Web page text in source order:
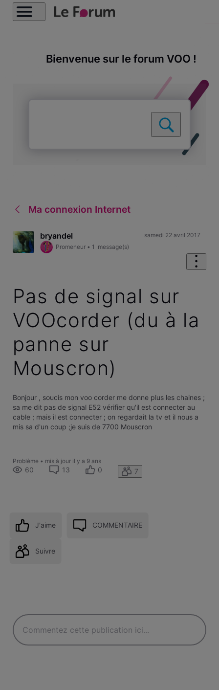
Bienvenue sur le forum VOO !
Ma connexion Internet
bryandel
Promeneur • 1 message(s)
samedi 22 avril 2017
Pas de signal sur
VOOcorder (du à la
panne sur
Mouscron)
Bonjour , soucis mon voo corder me donne plus les chaines ;
sa me dit pas de signal E52 vérifier qu'il est connecter au
cable ; mais il est connecter ; on regardait la tv et il nous a
mis sa d'un coup ;je suis de 7700 Mouscron
Problème • mis à jour il y a 9 ans
60 13 0 7
J'aime COMMENTAIRE
Suivre